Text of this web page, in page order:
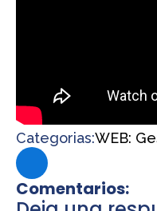
Categorias:WEB:
Comentarios: